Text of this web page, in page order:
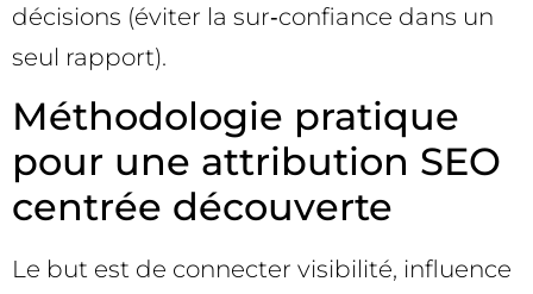
décisions (éviter la sur‑confiance dans un
seul rapport).
Méthodologie pratique
pour une attribution SEO
centrée découverte
Le but est de connecter visibilité, influence